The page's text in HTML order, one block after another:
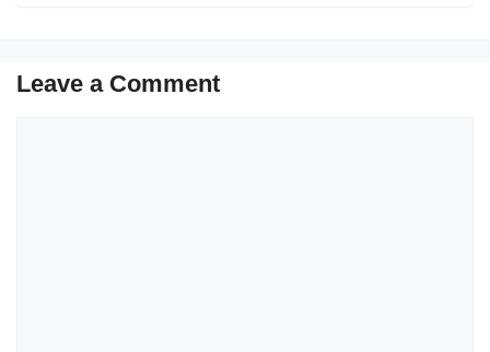
Leave a Comment